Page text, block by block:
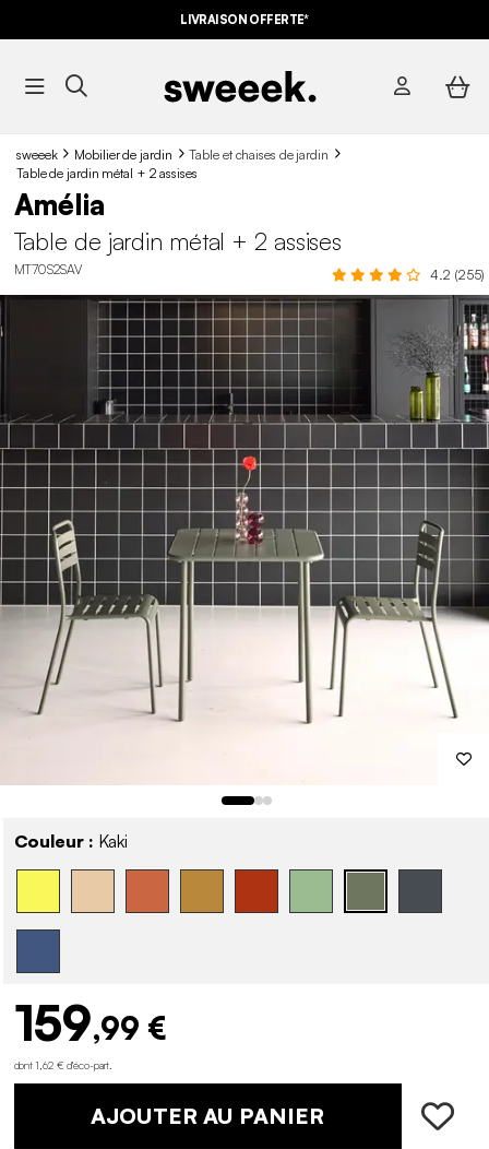
LIVRAISON OFFERTE*
sweeek Mobilier de jardin
Table et chaises de jardin
Table de jardin métal + 2 assises
Amélia
Table de jardin métal + 2 assises
MT70S2SAV 4.2 (255)
Couleur : Kaki
159,99 €
dont 1,62 € d'éco-part
AJOUTER AU PANIER